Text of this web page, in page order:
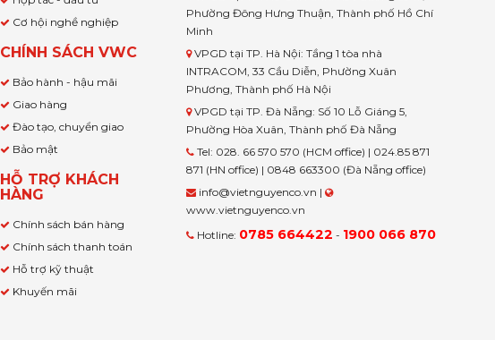
Cơ hội nghề nghiệp
CHÍNH SÁCH VWC
Bảo hành - hậu mãi
Giao hàng
Đào tạo, chuyển giao
Bảo mật
HỖ TRỢ KHÁCH
HÀNG
Chính sách bán hàng
Chính sách thanh toán
Hỗ trợ kỹ thuật
Khuyến mãi
Phường Đông Hưng Thuận, Thành phố Hồ Chí
Minh
VPGD tại TP. Hà Nội: Tầng 1 tòa nhà
INTRACOM, 33 Cầu Diễn, Phường Xuân
Phương, Thành phố Hà Nội
VPGD tại TP. Đà Nẵng: Số 10 Lỗ Giáng 5,
Phường Hòa Xuân, Thành phố Đà Nẵng
Tel: 028. 66 570 570 (HCM office) | 024.85 871
871 (HN office) | 0848 663300 (Đà Nẵng office)
info@vietnguyenco.vn |
www.vietnguyenco.vn
Hotline: 0785 664422 - 1900 066 870